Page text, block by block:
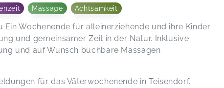
Massage Achtsamkeit
Ein Wochenende für alleinerziehende und ihre Kinder
und gemeinsamer Zeit in der Natur. Inklusive
und auf Wunsch buchbare Massagen
für das Väterwochenende in Teisendorf.